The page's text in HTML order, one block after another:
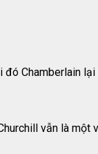
đó Chamberlain
vẫn là một